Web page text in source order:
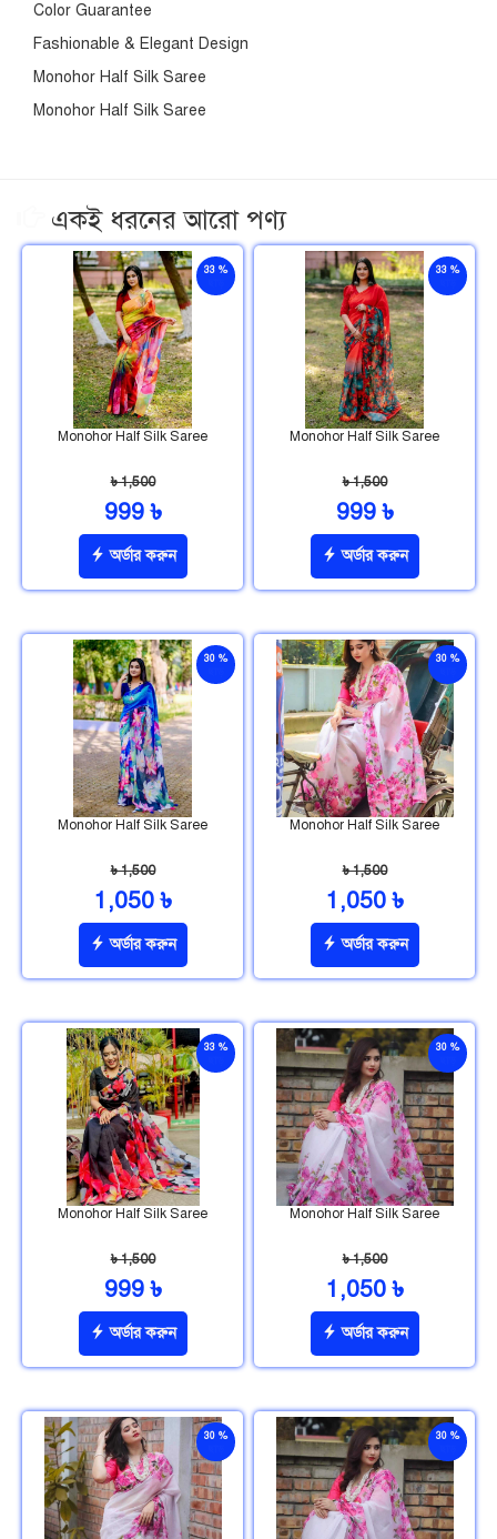
Color Guarantee
Fashionable & Elegant Design
Monohor Half Silk Saree
Monohor Half Silk Saree
একই ধরনের আরো পণ্য
33 %
Monohor Half Silk Saree
৳ 1,500
999 ৳
অর্ডার করুন
33 %
Monohor Half Silk Saree
৳ 1,500
999 ৳
অর্ডার করুন
30 %
Monohor Half Silk Saree
৳ 1,500
1,050 ৳
অর্ডার করুন
30 %
Monohor Half Silk Saree
৳ 1,500
1,050 ৳
অর্ডার করুন
33 %
Monohor Half Silk Saree
৳ 1,500
999 ৳
অর্ডার করুন
30 %
Monohor Half Silk Saree
৳ 1,500
1,050 ৳
অর্ডার করুন
30 %
30 %